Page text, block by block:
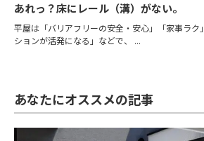
あれっ？床にレール（溝）がない。
平屋は「バリアフリーの安全・安心」「家事ラク
ションが活発になる」などで、 ...
あなたにオススメの記事